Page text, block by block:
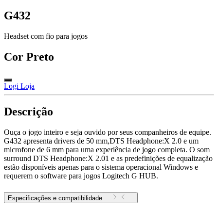
G432
Headset com fio para jogos
Cor Preto
Logi Loja
Descrição
Ouça o jogo inteiro e seja ouvido por seus companheiros de equipe.
G432 apresenta drivers de 50 mm,DTS Headphone:X 2.0 e um
microfone de 6 mm para uma experiência de jogo completa. O som
surround DTS Headphone:X 2.01 e as predefinições de equalização
estão disponíveis apenas para o sistema operacional Windows e
requerem o software para jogos Logitech G HUB.
Especificações e compatibilidade